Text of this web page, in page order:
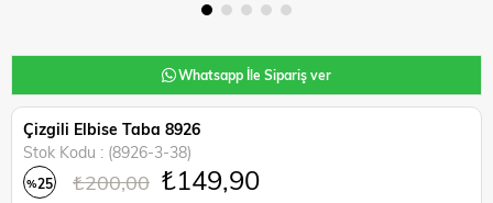
Whatsapp İle Sipariş ver
Çizgili Elbise Taba 8926
Stok Kodu
(8926-3-38)
%25 ₺200,00 ₺149,90